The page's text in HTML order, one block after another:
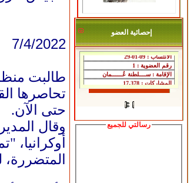
إحصائية العضو
رسالتي للجميع
7/4/2022
طالبت
حتى الآن.
وقال